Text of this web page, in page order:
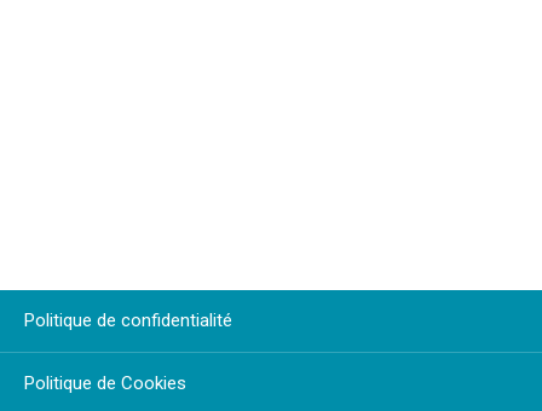
Politique de confidentialité
Politique de Cookies